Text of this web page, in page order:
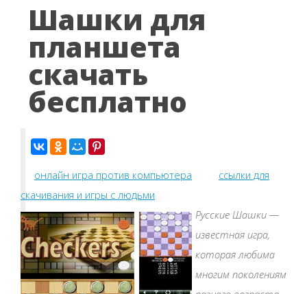
Шашки для
планшета
скачать
бесплатно
онлайн игра против компьютера
ссылки для
скачивания и игры с людьми
Русские Шашки —
известная игра,
которая любима
многим поколениям